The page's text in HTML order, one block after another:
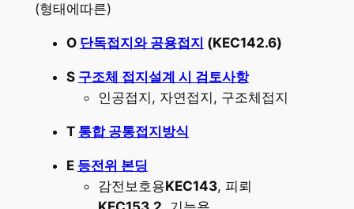
(형태에따른)
O 단독접지와 공용접지 (KEC142.6)
S 구조체 접지설계 시 검토사항
인공접지, 자연접지, 구조체접지
T 통합 공통접지방식
E 등전위 본딩
감전보호용KEC143, 피뢰